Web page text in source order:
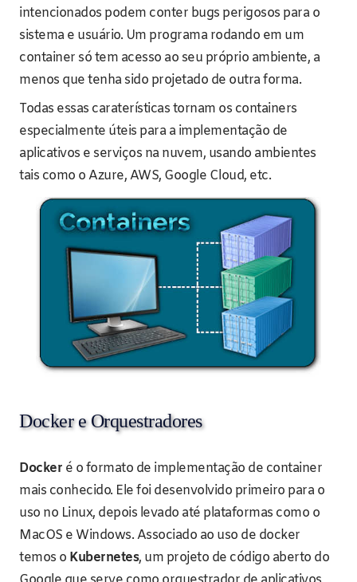
intencionados podem conter bugs perigosos para o
sistema e usuário. Um programa rodando em um
container só tem acesso ao seu próprio ambiente, a
menos que tenha sido projetado de outra forma.
Todas essas caraterísticas tornam os containers
especialmente úteis para a implementação de
aplicativos e serviços na nuvem, usando ambientes
tais como o Azure, AWS, Google Cloud, etc.
Docker e Orquestradores
Docker é o formato de implementação de container
mais conhecido. Ele foi desenvolvido primeiro para o
uso no Linux, depois levado até plataformas como o
MacOS e Windows. Associado ao uso de docker
temos o Kubernetes, um projeto de código aberto do